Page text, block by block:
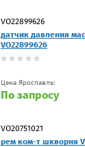
VO22899626
датчик давления
VO22899626
Цена Ярославль:
По запросу
VO20751021
рем ком-т шкворня